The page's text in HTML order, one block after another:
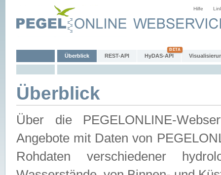
Hilfe
Überblick REST-API HyDAS-API
Überblick
Über die PEGELONLINE-
Angebote mit Daten von
Rohdaten verschiedener